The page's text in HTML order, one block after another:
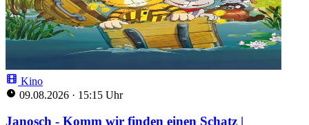
Kino
09.08.2026 · 15:15 Uhr
Janosch - Komm wir finden einen Schatz |